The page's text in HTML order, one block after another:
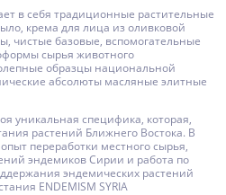
в себя традиционные растительные
крема для лица из оливковой
чистые базовые, вспомогательные
сырья животного
образцы национальной
абсолюты масляные элитные
уникальная специфика, которая,
растений Ближнего Востока. В
переработки местного сырья,
эндемиков Сирии и работа по
эндемических растений
ENDEMISM SYRIA